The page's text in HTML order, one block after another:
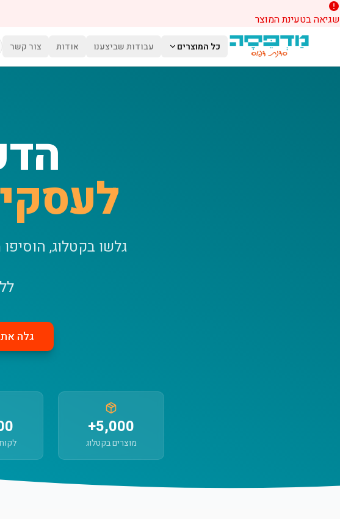
שגיאה בטעינת המוצר
דלג לתוכן הראשי
כל המוצרים עבודות שביצענו אודות צור קשר
גלשו בקטלוג,
גלה
5,000+
מוצרים בקטלוג